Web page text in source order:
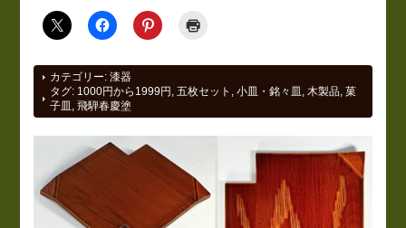
カテゴリー:漆器
タグ: 1000円から1999円 ,五枚セット ,小皿・銘々皿 木製品 ,菓
子皿
,飛騨春慶塗